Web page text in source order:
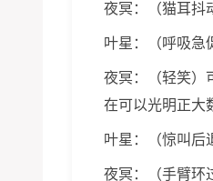
夜冥：（猫耳抖
叶星：（呼吸急
夜冥：（轻笑）
在可以光明正大
叶星：（惊叫
夜冥：（手臂环